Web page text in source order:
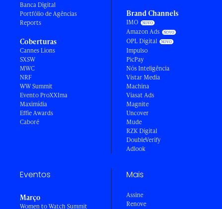
Banca Digital
Portfólio de Agências
Reports
Coberturas
Cannes Lions
SXSW
MWC
NRF
WW Summit
Evento ProXXIma
Maximídia
Effie Awards
Caboré
Brand Channels
IMO
Amazon Ads
OPL Digital
Impulso
PicPay
Nós Inteligência
Vistar Media
Machina
Viasat Ads
Magnite
Uncover
Mude
RZK Digital
DoubleVerify
Adlook
Eventos
Março
Women to Watch Summit
Mais
Assine
Renove